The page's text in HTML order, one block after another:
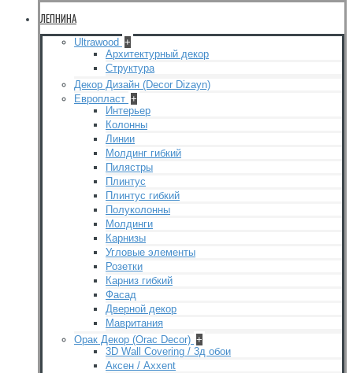
ЛЕПНИНА
Ultrawood +
Архитектурный декор
Структура
Декор Дизайн (Decor Dizayn)
Европласт +
Интерьер
Колонны
Линии
Молдинг гибкий
Пилястры
Плинтус
Плинтус гибкий
Полуколонны
Молдинги
Карнизы
Угловые элементы
Розетки
Карниз гибкий
Фасад
Дверной декор
Мавритания
Орак Декор (Orac Decor) +
3D Wall Covering / 3д обои
Аксен / Axxent